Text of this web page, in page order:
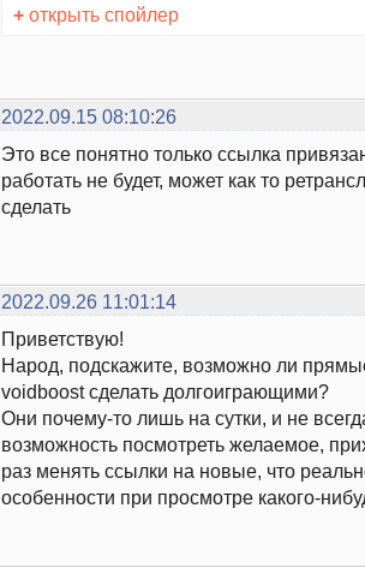
+ открыть спойлер
2022.09.15 08:10:26
Это все понятно только ссылка
работать не будет, может как то
сделать
2022.09.26 11:01:14
Приветствую!
Народ, подскажите, возможно ли
voidboost сделать долгоиграющими?
Они почему-то лишь на сутки, и не
возможность посмотреть желаемое,
раз менять ссылки на новые, что
особенности при просмотре какого-